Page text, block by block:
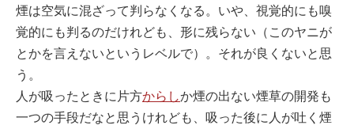
煙は空気に混ざって判らなくなる。いや、視覚的にも嗅
覚的にも判るのだけれども、形に残らない（このヤニが
とかを言えないというレベルで）。それが良くないと思
う。
人が吸ったときに片方からしか煙の出ない煙草の開発も
一つの手段だなと思うけれども、吸った後に人が吐く煙